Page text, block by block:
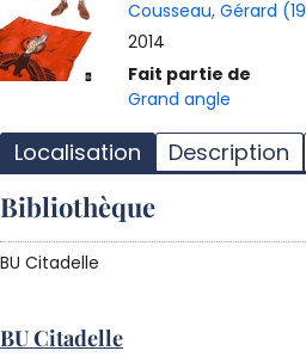
document
Cousseau, Gérard
2014
Fait partie de
Grand angle
Localisation Description
Bibliothèque
BU Citadelle
BU Citadelle